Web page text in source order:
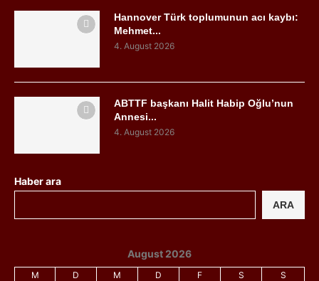
Hannover Türk toplumunun acı kaybı:
Mehmet...
4. August 2026
ABTTF başkanı Halit Habip Oğlu’nun
Annesi...
4. August 2026
Haber ara
ARA
August 2026
M D M D F S S